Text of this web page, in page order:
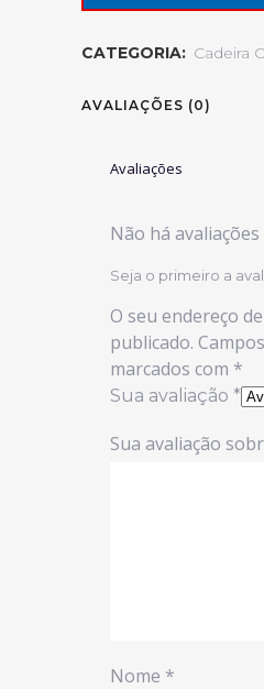
CATEGORIA: Cadeira
AVALIAÇÕES (0)
Avaliações
Não há avaliações
Seja o primeiro a
O seu endereço
publicado.
marcados com *
Sua avaliação *
Sua avaliação
Nome *